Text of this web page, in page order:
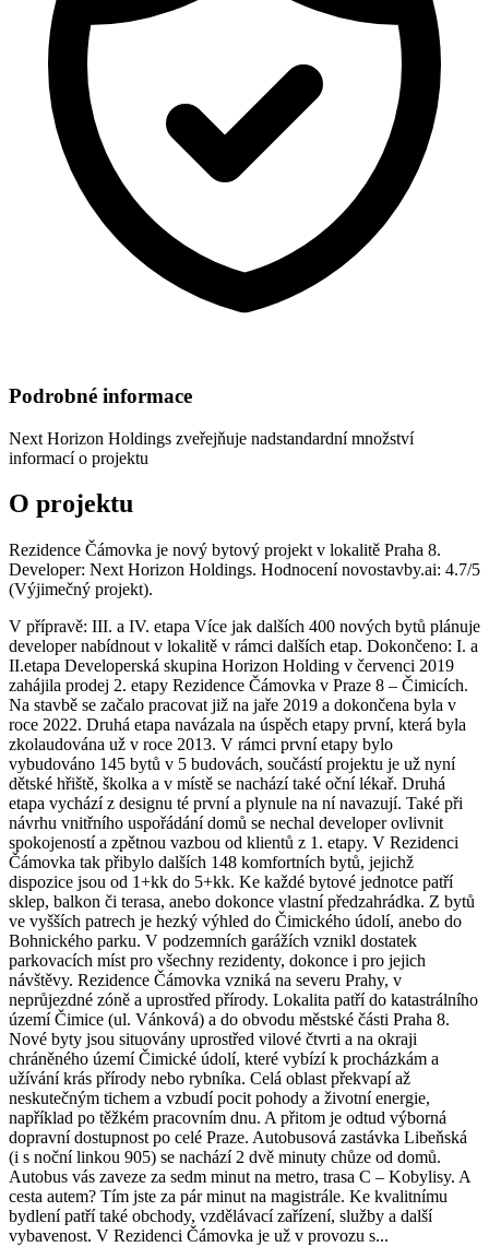
Podrobné informace
Next Horizon Holdings zveřejňuje nadstandardní množství
informací o projektu
O projektu
Rezidence Čámovka je nový bytový projekt v lokalitě Praha 8.
Developer: Next Horizon Holdings. Hodnocení novostavby.ai: 4.7/5
(Výjimečný projekt).
V přípravě: III. a IV. etapa Více jak dalších 400 nových bytů plánuje
developer nabídnout v lokalitě v rámci dalších etap. Dokončeno: I. a
II.etapa Developerská skupina Horizon Holding v červenci 2019
zahájila prodej 2. etapy Rezidence Čámovka v Praze 8 – Čimicích.
Na stavbě se začalo pracovat již na jaře 2019 a dokončena byla v
roce 2022. Druhá etapa navázala na úspěch etapy první, která byla
zkolaudována už v roce 2013. V rámci první etapy bylo
vybudováno 145 bytů v 5 budovách, součástí projektu je už nyní
dětské hřiště, školka a v místě se nachází také oční lékař. Druhá
etapa vychází z designu té první a plynule na ní navazují. Také při
návrhu vnitřního uspořádání domů se nechal developer ovlivnit
spokojeností a zpětnou vazbou od klientů z 1. etapy. V Rezidenci
Čámovka tak přibylo dalších 148 komfortních bytů, jejichž
dispozice jsou od 1+kk do 5+kk. Ke každé bytové jednotce patří
sklep, balkon či terasa, anebo dokonce vlastní předzahrádka. Z bytů
ve vyšších patrech je hezký výhled do Čimického údolí, anebo do
Bohnického parku. V podzemních garážích vznikl dostatek
parkovacích míst pro všechny rezidenty, dokonce i pro jejich
návštěvy. Rezidence Čámovka vzniká na severu Prahy, v
neprůjezdné zóně a uprostřed přírody. Lokalita patří do katastrálního
území Čimice (ul. Vánková) a do obvodu městské části Praha 8.
Nové byty jsou situovány uprostřed vilové čtvrti a na okraji
chráněného území Čimické údolí, které vybízí k procházkám a
užívání krás přírody nebo rybníka. Celá oblast překvapí až
neskutečným tichem a vzbudí pocit pohody a životní energie,
například po těžkém pracovním dnu. A přitom je odtud výborná
dopravní dostupnost po celé Praze. Autobusová zastávka Libeňská
(i s noční linkou 905) se nachází 2 dvě minuty chůze od domů.
Autobus vás zaveze za sedm minut na metro, trasa C – Kobylisy. A
cesta autem? Tím jste za pár minut na magistrále. Ke kvalitnímu
bydlení patří také obchody, vzdělávací zařízení, služby a další
vybavenost. V Rezidenci Čámovka je už v provozu s...